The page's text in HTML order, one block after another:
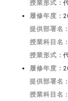
授業形式：
履修年度：
提供部署名
授業科目名：
授業形式：
履修年度：
提供部署名
授業科目名：